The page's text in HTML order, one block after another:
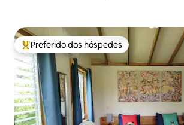
Entre os melhores preferidos dos hóspedes
Preferido dos hóspedes